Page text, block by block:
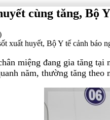
cùng tăng, Bộ
xuất huyết, Bộ Y tế cảnh báo
miệng đang gia tăng
năm, thường tăng theo